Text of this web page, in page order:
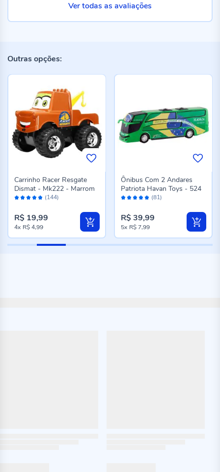
Ver todas as avaliações
Outras opções:
Avaliação: (144)
Carrinho Racer Resgate
Dismat - Mk222 - Marrom
R$ 19,99
4x R$ 4,99
Avaliação: (81)
Ônibus Com 2 Andares
Patriota Havan Toys - 524
R$ 39,99
5x R$ 7,99